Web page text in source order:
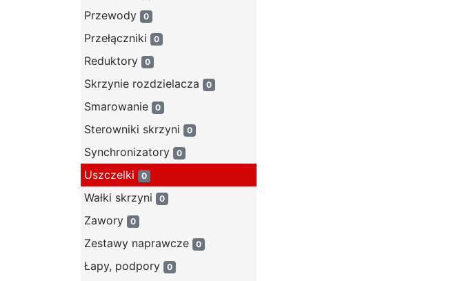
Przewody 0
Przełączniki 0
Reduktory 0
Skrzynie rozdzielacza 0
Smarowanie 0
Sterowniki skrzyni 0
Synchronizatory 0
Uszczelki 0
Wałki skrzyni 0
Zawory 0
Zestawy naprawcze 0
Łapy, podpory 0